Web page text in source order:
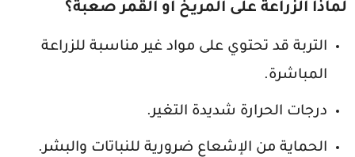
لماذا الزراعة على المريخ أو القمر صعبة؟
التربة قد تحتوي على مواد غير مناسبة للزراعة
المباشرة.
درجات الحرارة شديدة التغير.
الحماية من الإشعاع ضرورية للنباتات والبشر.